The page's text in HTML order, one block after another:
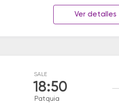
Ver detalles
SALE
18:50
Patquia